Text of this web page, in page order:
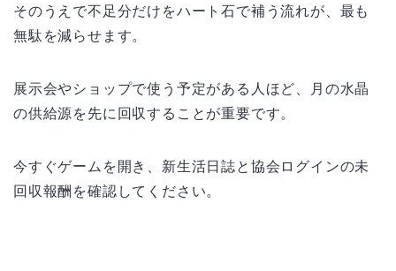
そのうえで不足分だけをハート石で補う流れが、最も
無駄を減らせます。
展示会やショップで使う予定がある人ほど、月の水晶
の供給源を先に回収することが重要です。
今すぐゲームを開き、新生活日誌と協会ログインの未
回収報酬を確認してください。